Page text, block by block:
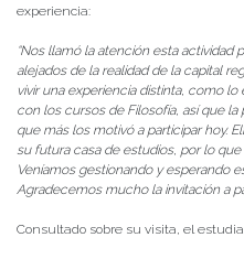
experiencia:
“Nos llamó la atención esta
alejados de la realidad de la capital
vivir una experiencia distinta, como
con los cursos de Filosofía, así que
que más los motivó a participar hoy.
su futura casa de estudios, por lo
Veníamos gestionando y esperando
Agradecemos mucho la invitación a
Consultado sobre su visita, el